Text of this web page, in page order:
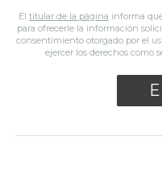
El titular de la página informa
para ofrecerle la información
consentimiento otorgado por el
ejercer los derechos como